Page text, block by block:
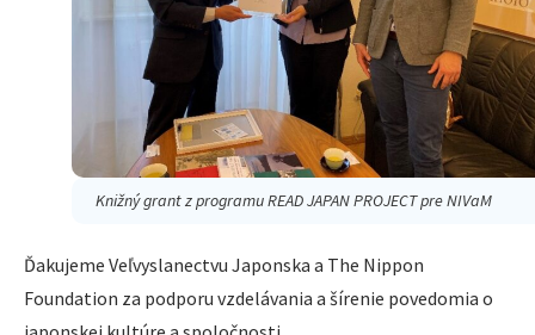
Knižný grant z programu READ JAPAN PROJECT pre NIVaM
Ďakujeme Veľvyslanectvu Japonska a The Nippon
Foundation za podporu vzdelávania a šírenie povedomia o